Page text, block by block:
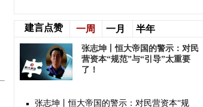
建言点赞 一周 一月 半年
张志坤丨恒大帝国的警示：对民
营资本“规范”与“引导”太重要
了！
张志坤丨恒大帝国的警示：对民营资本“规